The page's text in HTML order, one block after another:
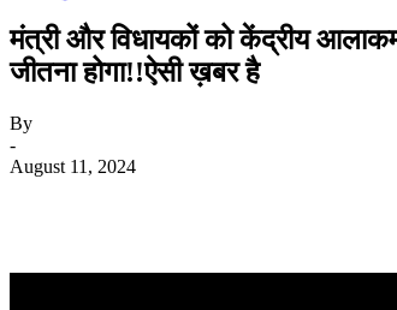
मंत्री और विधायकों को केंद्रीय
जीतना होगा!!ऐसी ख़बर है
By
-
August 11, 2024